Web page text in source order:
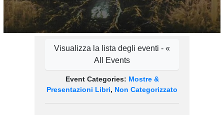
Visualizza la lista degli eventi - «
All Events
Event Categories: Mostre &
Presentazioni Libri, Non Categorizzato